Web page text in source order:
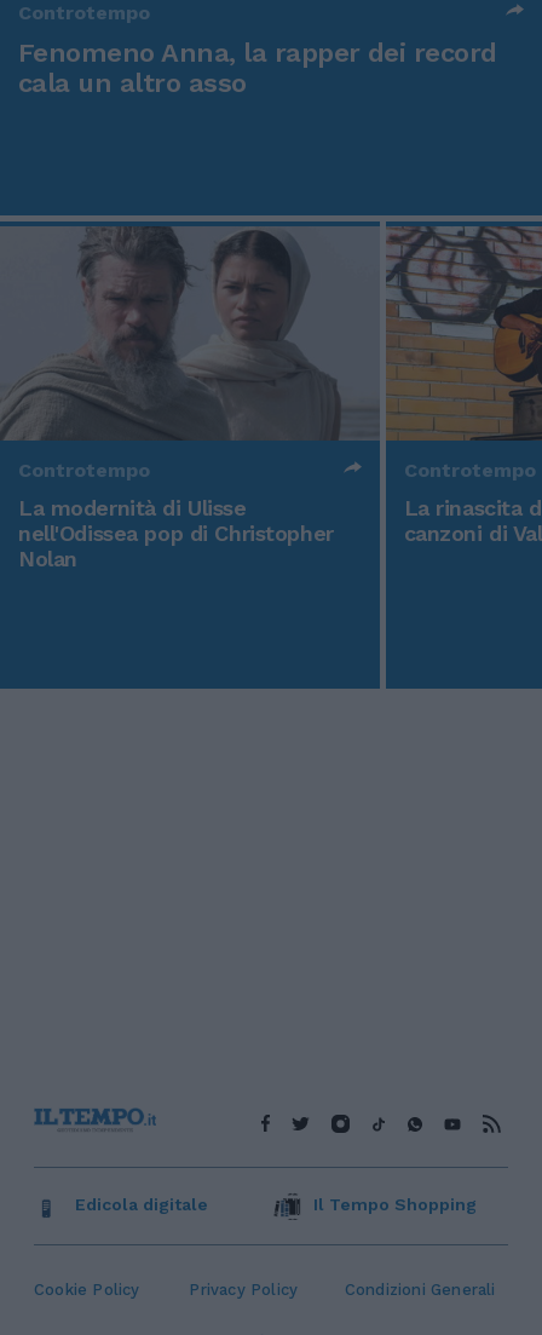
Controtempo
Fenomeno Anna, la rapper dei record
cala un altro asso
Controtempo
La modernità di Ulisse
nell'Odissea pop di Christopher
Nolan
Controtempo
La rinascita
canzoni di
Cookie Policy Privacy Policy Condizioni Generali
Edicola digitale Il Tempo Shopping